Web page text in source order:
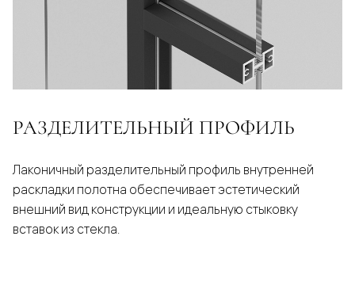
РАЗДЕЛИТЕЛЬНЫЙ ПРОФИЛЬ
Лаконичный разделительный профиль внутренней
раскладки полотна обеспечивает эстетический
внешний вид конструкции и идеальную стыковку
вставок из стекла.